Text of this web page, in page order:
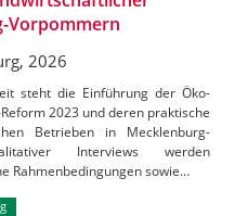
Vorpommern
2026
steht die Einführung der Öko-
2023 und deren praktische
Betrieben in Mecklenburg-
Interviews werden
Rahmenbedingungen sowie…